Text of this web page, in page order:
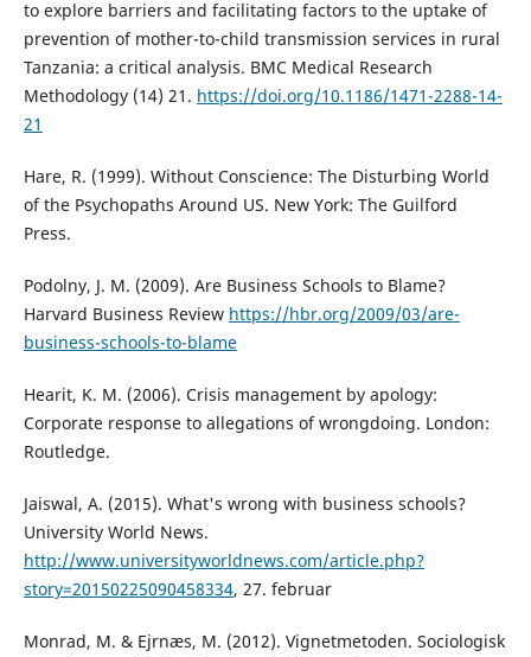
to explore barriers and facilitating factors to the uptake of
prevention of mother-to-child transmission services in rural
Tanzania: a critical analysis. BMC Medical Research
Methodology (14) 21. https://doi.org/10.1186/1471-2288-14-
21
Hare, R. (1999). Without Conscience: The Disturbing World
of the Psychopaths Around US. New York: The Guilford
Press.
Podolny, J. M. (2009). Are Business Schools to Blame?
Harvard Business Review https://hbr.org/2009/03/are-
business-schools-to-blame
Hearit, K. M. (2006). Crisis management by apology:
Corporate response to allegations of wrongdoing. London:
Routledge.
Jaiswal, A. (2015). What's wrong with business schools?
University World News.
http://www.universityworldnews.com/article.php?
story=20150225090458334, 27. februar
Monrad, M. & Ejrnæs, M. (2012). Vignetmetoden. Sociologisk